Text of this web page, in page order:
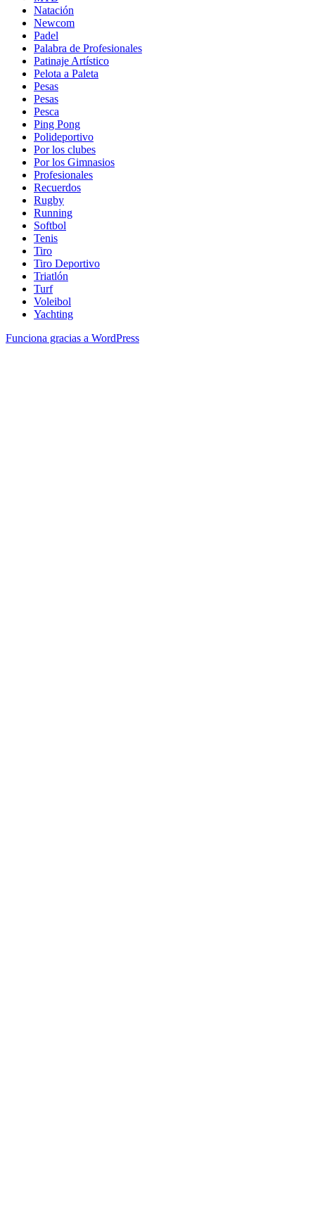
Natación
Newcom
Padel
Palabra de Profesionales
Patinaje Artístico
Pelota a Paleta
Pesas
Pesas
Pesca
Ping Pong
Polideportivo
Por los clubes
Por los Gimnasios
Profesionales
Recuerdos
Rugby
Running
Softbol
Tenis
Tiro
Tiro Deportivo
Triatlón
Turf
Voleibol
Yachting
Funciona gracias a WordPress